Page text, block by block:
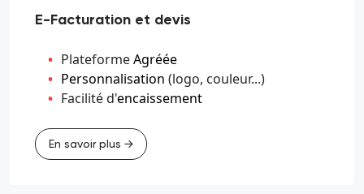
E-Facturation et devis
PlateformeAgréée
Personnalisation (logo, couleur...)
Facilité d'encaissement
En savoir plus →